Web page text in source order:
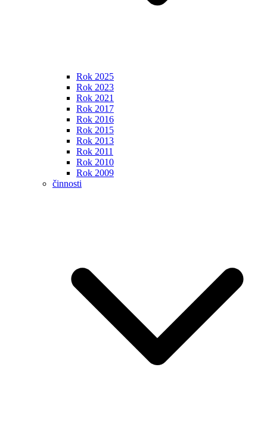
Rok 2025
Rok 2023
Rok 2021
Rok 2017
Rok 2016
Rok 2015
Rok 2013
Rok 2011
Rok 2010
Rok 2009
činnosti